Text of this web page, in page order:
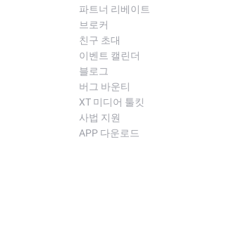
파트너 리베이트
브로커
친구 초대
이벤트 캘린더
블로그
버그 바운티
XT 미디어 툴킷
사법 지원
APP 다운로드